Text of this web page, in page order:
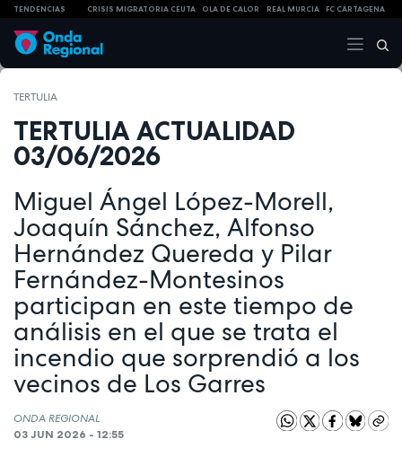
TENDENCIAS CRISIS MIGRATORIA CEUTA OLA DE CALOR REAL MURCIA FC CARTAGENA
TERTULIA
TERTULIA ACTUALIDAD
03/06/2026
Miguel Ángel López-Morell,
Joaquín Sánchez, Alfonso
Hernández Quereda y Pilar
Fernández-Montesinos
participan en este tiempo de
análisis en el que se trata el
incendio que sorprendió a los
vecinos de Los Garres
ONDA REGIONAL
03 JUN 2026 - 12:55